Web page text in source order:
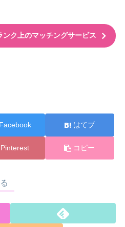
ク上のマッチングサービス
Facebook はてブ
Pinterest コピー